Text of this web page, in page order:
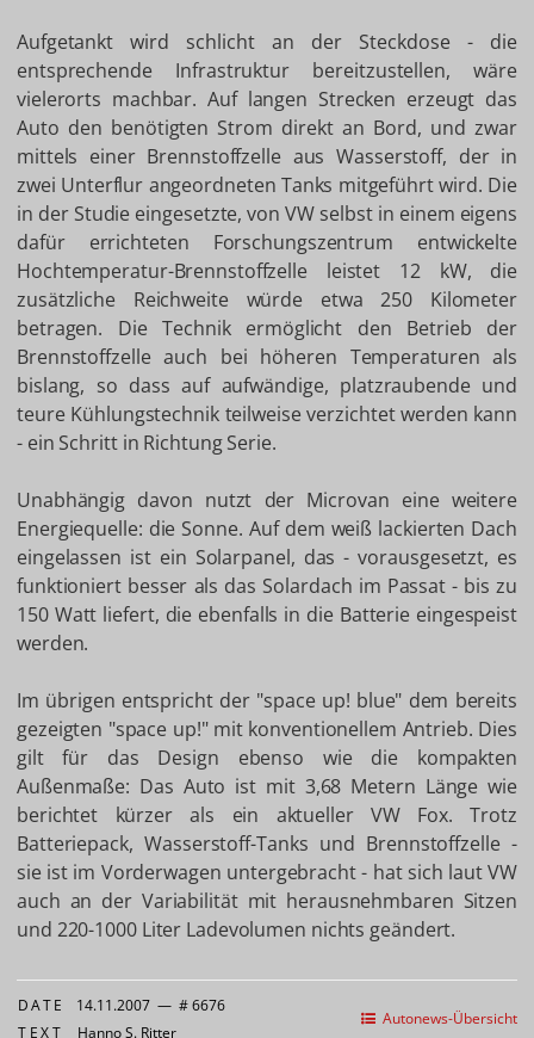
Aufgetankt wird schlicht an der Steckdose - die
entsprechende Infrastruktur bereitzustellen, wäre
vielerorts machbar. Auf langen Strecken erzeugt das
Auto den benötigten Strom direkt an Bord, und zwar
mittels einer Brennstoffzelle aus Wasserstoff, der in
zwei Unterflur angeordneten Tanks mitgeführt wird. Die
in der Studie eingesetzte, von VW selbst in einem eigens
dafür errichteten Forschungszentrum entwickelte
Hochtemperatur-Brennstoffzelle leistet 12 kW, die
zusätzliche Reichweite würde etwa 250 Kilometer
betragen. Die Technik ermöglicht den Betrieb der
Brennstoffzelle auch bei höheren Temperaturen als
bislang, so dass auf aufwändige, platzraubende und
teure Kühlungstechnik teilweise verzichtet werden kann
- ein Schritt in Richtung Serie.
Unabhängig davon nutzt der Microvan eine weitere
Energiequelle: die Sonne. Auf dem weiß lackierten Dach
eingelassen ist ein Solarpanel, das - vorausgesetzt, es
funktioniert besser als das Solardach im Passat - bis zu
150 Watt liefert, die ebenfalls in die Batterie eingespeist
werden.
Im übrigen entspricht der "space up! blue" dem bereits
gezeigten "space up!" mit konventionellem Antrieb. Dies
gilt für das Design ebenso wie die kompakten
Außenmaße: Das Auto ist mit 3,68 Metern Länge wie
berichtet kürzer als ein aktueller VW Fox. Trotz
Batteriepack, Wasserstoff-Tanks und Brennstoffzelle -
sie ist im Vorderwagen untergebracht - hat sich laut VW
auch an der Variabilität mit herausnehmbaren Sitzen
und 220-1000 Liter Ladevolumen nichts geändert.
Autonews-Übersicht
DATE 14.11.2007 — # 6676
TEXT Hanno S. Ritter